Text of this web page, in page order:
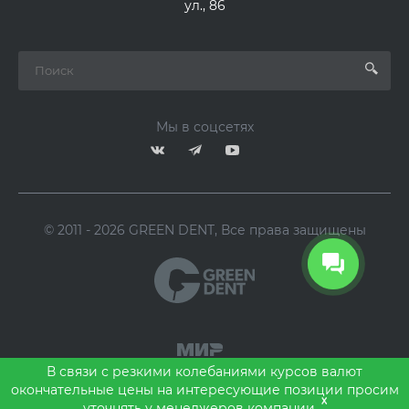
ул., 86
Мы в соцсетях
© 2011 - 2026 GREEN DENT, Все права защищены
В связи с резкими колебаниями курсов валют
окончательные цены на интересующие позиции просим
x